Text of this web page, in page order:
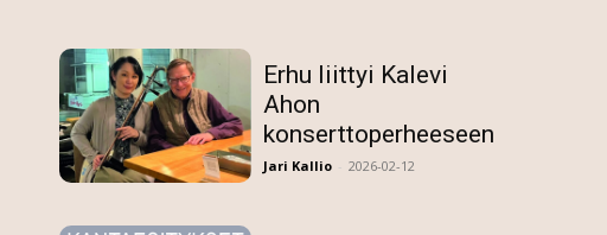
Erhu liittyi Kalevi
Ahon
konserttoperheeseen
Jari Kallio - 2026-02-12